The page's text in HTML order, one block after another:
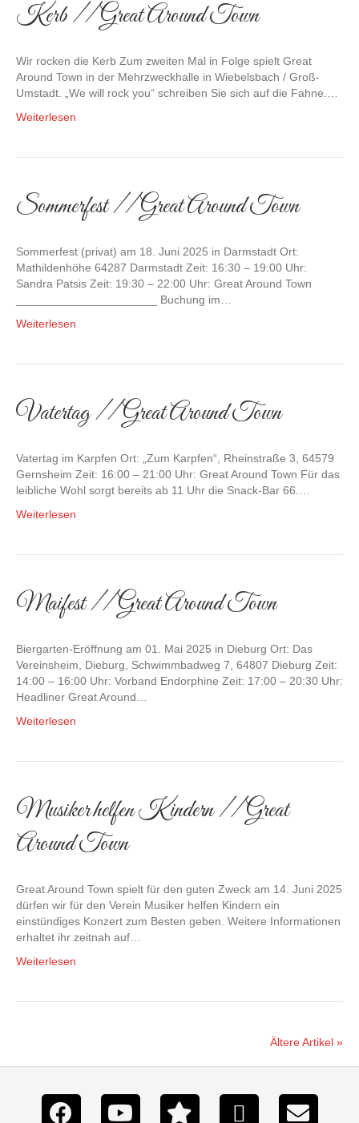
Kerb // Great Around Town
Wir rocken die Kerb Zum zweiten Mal in Folge spielt Great
Around Town in der Mehrzweckhalle in Wiebelsbach / Groß-
Umstadt. „We will rock you“ schreiben Sie sich auf die Fahne.…
Weiterlesen
Sommerfest // Great Around Town
Sommerfest (privat) am 18. Juni 2025 in Darmstadt Ort:
Mathildenhöhe 64287 Darmstadt Zeit: 16:30 – 19:00 Uhr:
Sandra Patsis Zeit: 19:30 – 22:00 Uhr: Great Around Town
______________________ Buchung im…
Weiterlesen
Vatertag // Great Around Town
Vatertag im Karpfen Ort: „Zum Karpfen“, Rheinstraße 3, 64579
Gernsheim Zeit: 16:00 – 21:00 Uhr: Great Around Town Für das
leibliche Wohl sorgt bereits ab 11 Uhr die Snack-Bar 66.…
Weiterlesen
Maifest // Great Around Town
Biergarten-Eröffnung am 01. Mai 2025 in Dieburg Ort: Das
Vereinsheim, Dieburg, Schwimmbadweg 7, 64807 Dieburg Zeit:
14:00 – 16:00 Uhr: Vorband Endorphine Zeit: 17:00 – 20:30 Uhr:
Headliner Great Around…
Weiterlesen
Musiker helfen Kindern // Great
Around Town
Great Around Town spielt für den guten Zweck am 14. Juni 2025
dürfen wir für den Verein Musiker helfen Kindern ein
einstündiges Konzert zum Besten geben. Weitere Informationen
erhaltet ihr zeitnah auf…
Weiterlesen
Ältere Artikel »